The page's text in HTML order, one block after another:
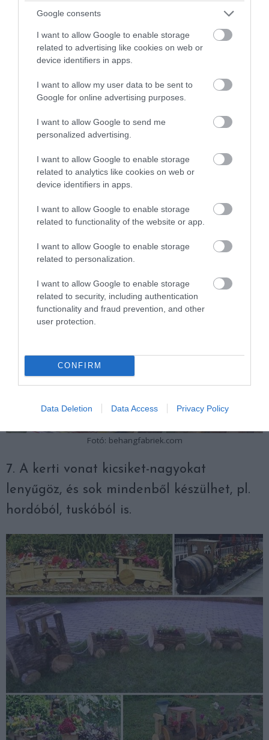
Google consents
I want to allow Google to enable storage
related to advertising like cookies on web or
device identifiers in apps.
I want to allow my user data to be sent to
Google for online advertising purposes.
I want to allow Google to send me
personalized advertising.
I want to allow Google to enable storage
related to analytics like cookies on web or
device identifiers in apps.
I want to allow Google to enable storage
related to functionality of the website or app.
I want to allow Google to enable storage
related to personalization.
I want to allow Google to enable storage
related to security, including authentication
functionality and fraud prevention, and other
user protection.
CONFIRM
Data Deletion Data Access Privacy Policy
egy mágneses fekete tábla segítségével
mutatós falitábla lehet belőle, a fontos
dolgokhoz.
Fotó: behangfabriek.com
7. A kerti vonat kicsiket-nagyokat
lenyűgöz, és sok mindenből készülhet, pl.
hordóból, tuskóból is.